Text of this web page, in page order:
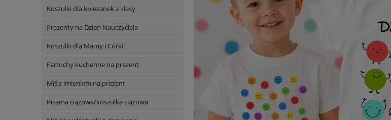
Koszulki dla koleżanek z klasy
Prezenty na Dzień Nauczyciela
Koszulki dla Mamy i Córki
Fartuchy kuchenne na prezent
Miś z imieniem na prezent
Piżama ciążowa/koszulka ciążowa